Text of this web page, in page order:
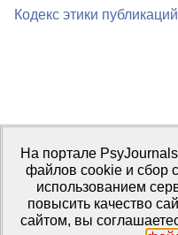
Кодекс этики публикаций
Портал психологических
Правила использования
Свидетельство регистрации
2016 г.
Издатель: ФГБОУ ВО МГППУ
На портале
файлов cookie и сбор
использованием
повысить качество
сайтом, вы